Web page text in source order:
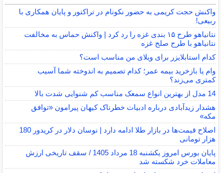
واکنش حجت کریمی به حضور نکونام در تراکتور و پایان همکاری با
ربیعی!
نتانیاهو طرح ۱۵ بندی غزه را رد کرد | واکنش حماس به مخالفت
نتانیاهو با طرح صلح غزه
کدام استابلایزر برای ویلای من مناسب است؟
وام یا بازخرید بیمه عمر؛ کدام تصمیم به اندوخته شما آسیب
کمتری می‌زند؟
14 مدل از بهترین انواع سمعک مناسب کم شنوایی شدت بالا
هشدار زیدآبادی درباره ادبیات خطرناک کیهان پیرامون «توافق
مکه»
اصلاح قیمت‌ها در بازار طلا ادامه دارد | نوسان دلار در کریدور 180
هزار تومانی
پایان بورس امروز یکشنبه 18 مرداد 1405 / سقف تاریخی ارزش
معاملات خرد شکسته شد